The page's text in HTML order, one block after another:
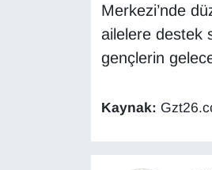
Merkezi’nde
ailelere destek
gençlerin
Kaynak: